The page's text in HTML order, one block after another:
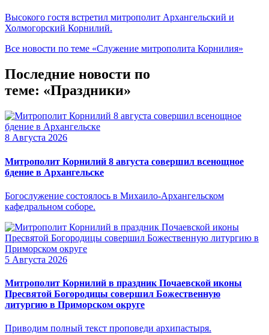
Высокого гостя встретил митрополит Архангельский и
Холмогорский Корнилий.
Все новости по теме «Служение митрополита Корнилия»
Последние новости по
теме: «Праздники»
8 Августа 2026
Митрополит Корнилий 8 августа совершил всенощное
бдение в Архангельске
Богослужение состоялось в Михаило-Архангельском
кафедральном соборе.
5 Августа 2026
Митрополит Корнилий в праздник Почаевской иконы
Пресвятой Богородицы совершил Божественную
литургию в Приморском округе
Приводим полный текст проповеди архипастыря.